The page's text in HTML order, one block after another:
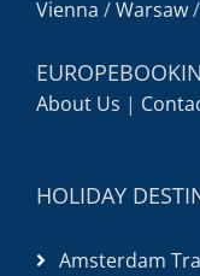
Vienna /Warsaw/
About Us |
HOLIDAY
Amsterdam